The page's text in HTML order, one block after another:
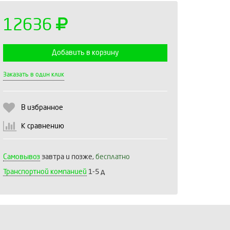
12636
Добавить в корзину
Заказать в один клик
В избранное
К сравнению
Самовывоз завтра и позже, бесплатно
Транспортной компанией 1-5 д